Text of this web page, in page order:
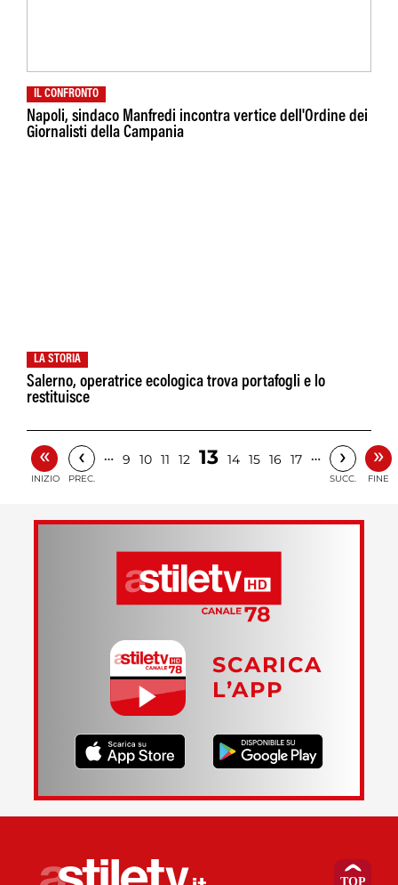
IL CONFRONTO
Napoli, sindaco Manfredi incontra vertice dell'Ordine dei
Giornalisti della Campania
LA STORIA
Salerno, operatrice ecologica trova portafogli e lo
restituisce
«
INIZIO
‹
PREC.
… 9 10 11 12 13 14 15 16 17 … ›
SUCC.
»
FINE
SCARICA
L’APP